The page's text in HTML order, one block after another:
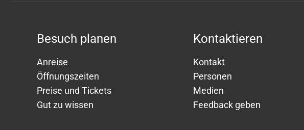
Besuch planen
Anreise
Öffnungszeiten
Preise und Tickets
Gut zu wissen
Kontaktieren
Kontakt
Personen
Medien
Feedback geben